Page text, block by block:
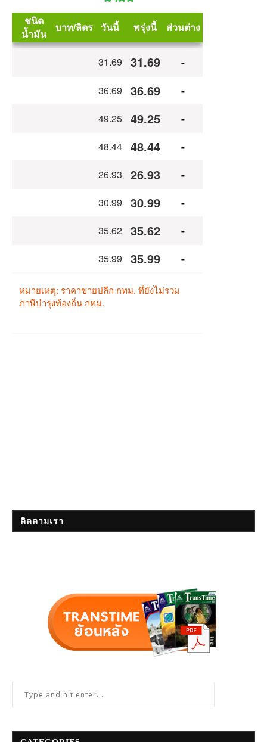
ติดตามเรา